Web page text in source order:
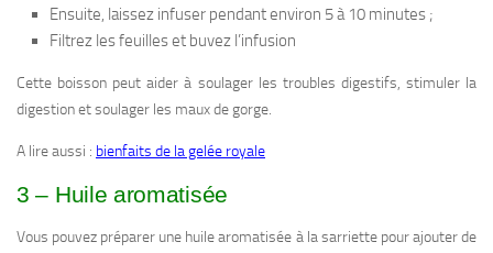
Ensuite, laissez infuser pendant environ 5 à 10 minutes ;
Filtrez les feuilles et buvez l’infusion
Cette boisson peut aider à soulager les troubles digestifs, stimuler la
digestion et soulager les maux de gorge.
A lire aussi : bienfaits de la gelée royale
3 – Huile aromatisée
Vous pouvez préparer une huile aromatisée à la sarriette pour ajouter de